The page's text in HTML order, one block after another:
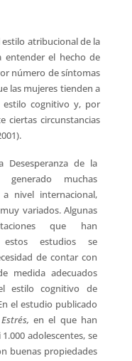
atribucional de la
entender el hecho de
número de síntomas
las mujeres tienden a
cognitivo y, por
ciertas circunstancias
Desesperanza de la
generado muchas
a nivel internacional,
variados. Algunas
que han
estos estudios se
de contar con
medida adecuados
estilo cognitivo de
el estudio publicado
en el que han
adolescentes, se
buenas propiedades